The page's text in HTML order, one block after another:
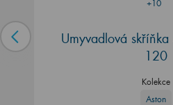
+10
Umyvadlová
120
Kolekce
Aston